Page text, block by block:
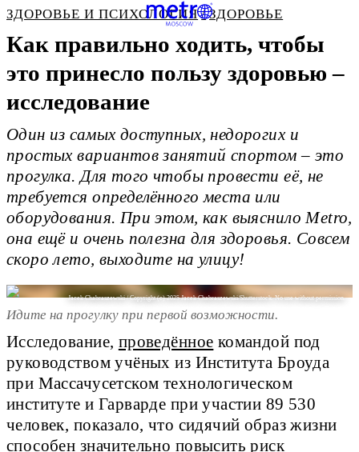
ЗДОРОВЬЕ И ПСИХОЛОГИЯ ЗДОРОВЬЕ
Как правильно ходить, чтобы
это принесло пользу здоровью –
исследование
Один из самых доступных, недорогих и
простых вариантов занятий спортом – это
прогулка. Для того чтобы провести её, не
требуется определённого места или
оборудования. При этом, как выяснило Мetro,
она ещё и очень полезна для здоровья. Совсем
скоро лето, выходите на улицу!
Jacek Chabraszewski / Copyright (c) 2025 Jacek Chabraszewski/Shutterstock. No use without permission.
Идите на прогулку при первой возможности.
Исследование, проведённое командой под
руководством учёных из Института Броуда
при Массачусетском технологическом
институте и Гарварде при участии 89 530
человек, показало, что сидячий образ жизни
способен значительно повысить риск